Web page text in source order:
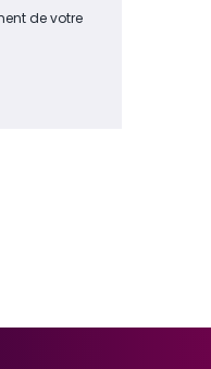
de votre